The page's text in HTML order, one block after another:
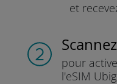
et
Scannez
pour
l'eSIM